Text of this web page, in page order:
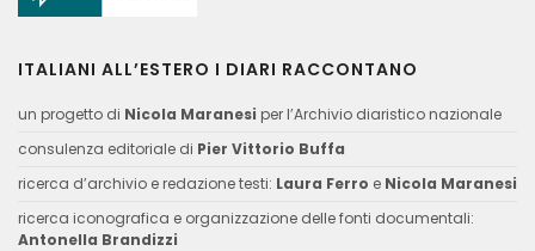
ITALIANI ALL’ESTERO I DIARI RACCONTANO
un progetto di Nicola Maranesi per l’Archivio diaristico nazionale
consulenza editoriale di Pier Vittorio Buffa
ricerca d’archivio e redazione testi: Laura Ferro e Nicola Maranesi
ricerca iconografica e organizzazione delle fonti documentali:
Antonella Brandizzi